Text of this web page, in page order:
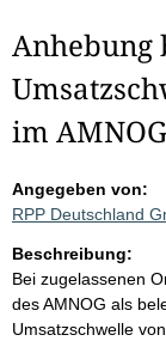
Anhebung
im
Angegeben von:
RPP Deutschland
Beschreibung:
Bei zugelassenen
des AMNOG als
Umsatzschwelle